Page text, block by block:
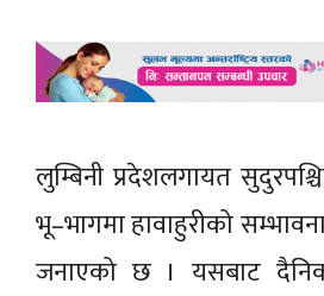
लुम्बिनी प्रदेशलगायत
भू–भागमा हावाहुरीको
जनाएको छ । यसबाट